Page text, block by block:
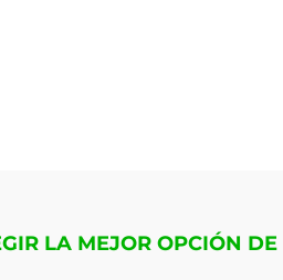
LA MEJOR OPCIÓN